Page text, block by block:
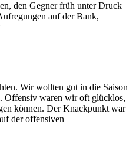
den Gegner früh unter Druck
auf der Bank,
Wir wollten gut in die Saison
Offensiv waren wir oft glücklos,
können. Der Knackpunkt war
der offensiven